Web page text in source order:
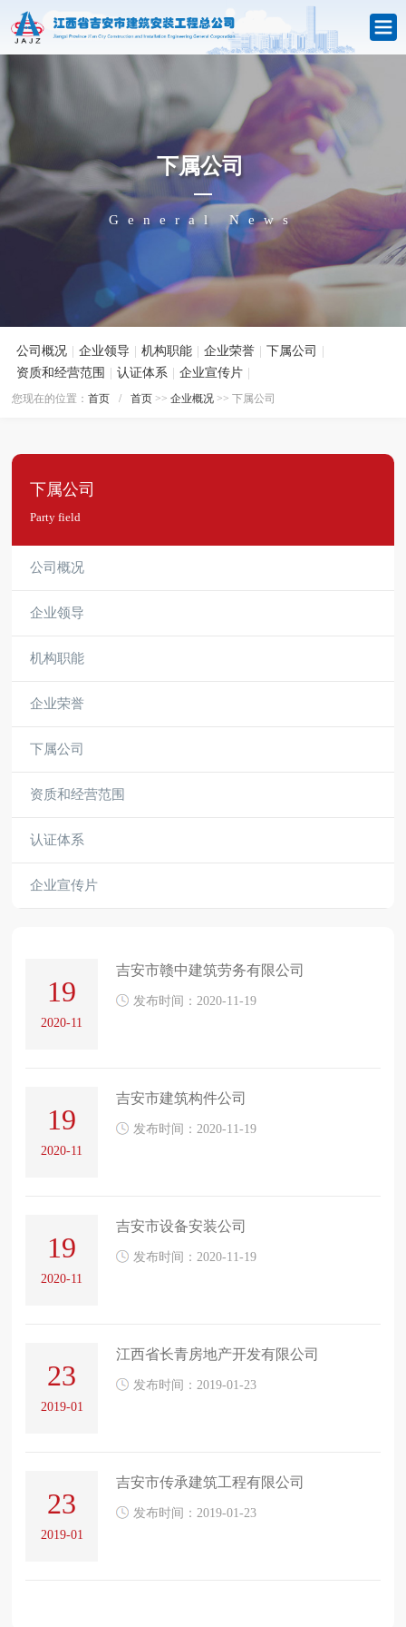
下属公司
General News
公司概况 企业领导 机构职能 企业荣誉 下属公司
资质和经营范围
认证体系 企业宣传片
您现在的位置：首页 / 首页 >>企业概况 >> 下属公司
下属公司
Party field
公司概况
企业领导
机构职能
企业荣誉
下属公司
资质和经营范围
认证体系
企业宣传片
19
2020-11
吉安市赣中建筑劳务有限公司
发布时间：2020-11-19
19
2020-11
吉安市建筑构件公司
发布时间：2020-11-19
19
2020-11
吉安市设备安装公司
发布时间：2020-11-19
23
2019-01
江西省长青房地产开发有限公司
发布时间：2019-01-23
23
2019-01
吉安市传承建筑工程有限公司
发布时间：2019-01-23